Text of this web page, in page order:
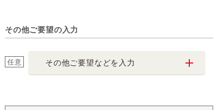
その他ご要望の入力
任意 その他ご要望などを入力